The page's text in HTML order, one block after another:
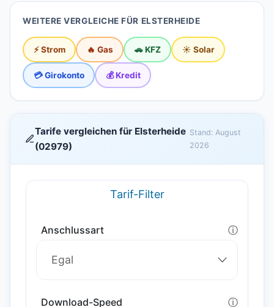
WEITERE VERGLEICHE FÜR ELSTERHEIDE
⚡ Strom 🔥 Gas 🚗 KFZ ☀️ Solar
💳 Girokonto 💰 Kredit
Tarife vergleichen für Elsterheide
(02979)
Stand: August
2026